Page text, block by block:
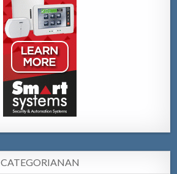
CATEGORIANAN